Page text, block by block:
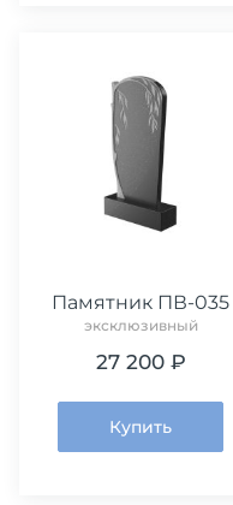
Памятник ПВ-035
эксклюзивный
27 200 ₽
Купить